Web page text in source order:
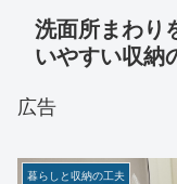
洗面所まわり
いやすい収納
広告
暮らしと収納の工夫